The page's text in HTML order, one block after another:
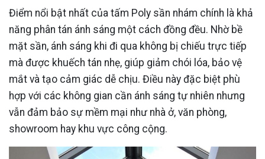
Điểm nổi bật nhất của tấm Poly sần nhám chính là khả
năng phân tán ánh sáng một cách đồng đều. Nhờ bề
mặt sần, ánh sáng khi đi qua không bị chiếu trực tiếp
mà được khuếch tán nhẹ, giúp giảm chói lóa, bảo vệ
mắt và tạo cảm giác dễ chịu. Điều này đặc biệt phù
hợp với các không gian cần ánh sáng tự nhiên nhưng
vẫn đảm bảo sự mềm mại như nhà ở, văn phòng,
showroom hay khu vực công cộng.